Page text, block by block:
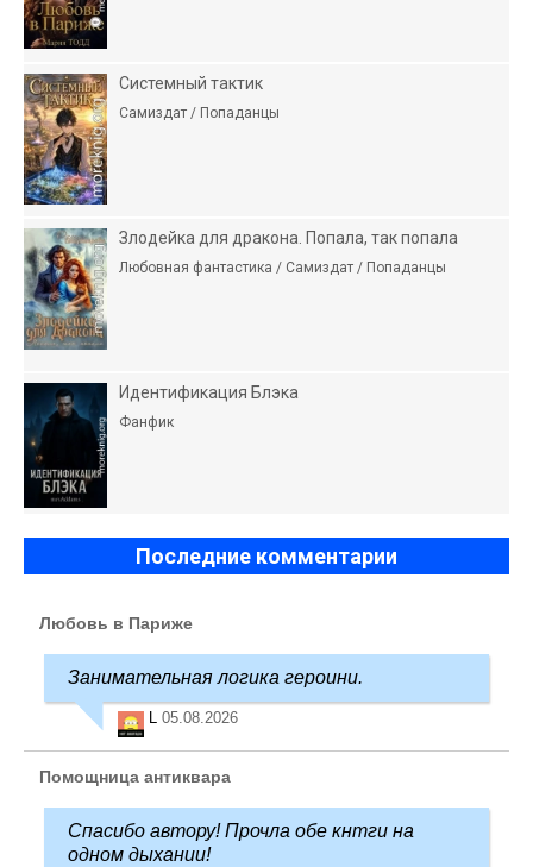
Системный тактик
Самиздат / Попаданцы
Злодейка для дракона. Попала, так попала
Любовная фантастика / Самиздат / Попаданцы
Идентификация Блэка
Фанфик
Последние комментарии
Любовь в Париже
Занимательная логика героини.
L 05.08.2026
Помощница антиквара
Спасибо автору! Прочла обе кнтги на
одном дыхании!